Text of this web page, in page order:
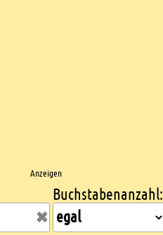
Anzeigen
Buchstabenanzahl: